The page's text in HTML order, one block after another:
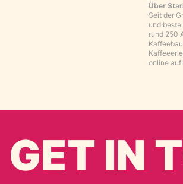
Über
Seit der
und
rund 250
online auf
GET IN